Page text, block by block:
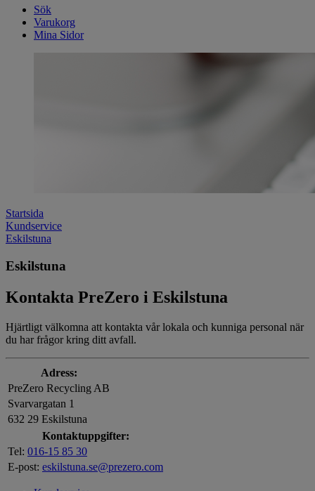
Sök
Varukorg
Mina Sidor
Startsida
Kundservice
Eskilstuna
Eskilstuna
Kontakta PreZero i Eskilstuna
Hjärtligt välkomna att kontakta vår lokala och kunniga personal när
du har frågor kring ditt avfall.
Adress:
PreZero Recycling AB
Svarvargatan 1
632 29 Eskilstuna
Kontaktuppgifter:
Tel: 016-15 85 30
E-post: eskilstuna.se@prezero.com